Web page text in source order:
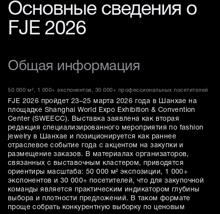
Основные сведения о
FJE 2026
Общая информация
50 000 м², 1 000+ экспонентов, 30 000+ профессиональных посетителей
FJE 2026 пройдет 23–25 марта 2026 года в Шанхае на
площадке Shanghai World Expo Exhibition & Convention
Center (SWEECC). Выставка заявлена как вторая
редакция специализированного мероприятия по fashion
jewelry в Шанхае и позиционируется как раннее
отраслевое событие года с акцентом на закупки и
размещение заказов. В материалах организаторов,
связанных с выставочным кластером, приводятся
ориентиры масштаба: 50 000 м² экспозиции, 1 000+
экспонентов и 30 000+ посетителей, что для закупочной
команды является практическим индикатором глубины
выбора и плотности предложений. В таком формате
проще собрать конкурентную выборку по ценовым